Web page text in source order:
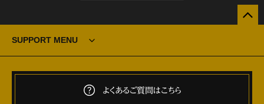
SUPPORT MENU
よくあるご質問はこちら